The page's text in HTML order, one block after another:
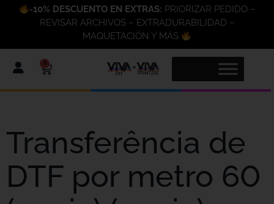
-10% DESCUENTO EN EXTRAS: PRIORIZAR PEDIDO –
REVISAR ARCHIVOS – EXTRADURABILIDAD –
MAQUETACIÓN Y MÁS
0
Transferência de
DTF por metro 60